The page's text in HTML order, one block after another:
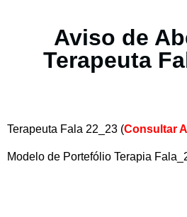
Aviso de
Terapeuta
Terapeuta Fala 22_23 (Consultar
Modelo de Portefólio Terapia